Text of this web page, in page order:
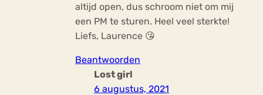
altijd open, dus schroom niet om mij
een PM te sturen. Heel veel sterkte!
Liefs, Laurence 😘
Beantwoorden
Lost girl
6 augustus, 2021